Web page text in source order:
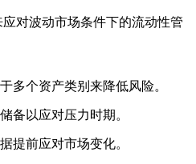
对波动市场条件下的流动性管
多个资产类别来降低风险。
备以应对压力时期。
提前应对市场变化。